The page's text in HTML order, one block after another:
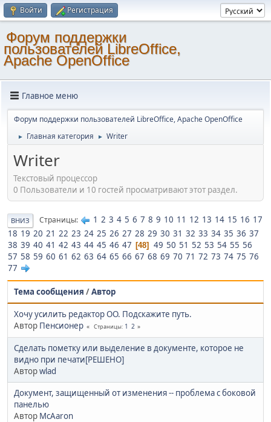
Войти Регистрация
Форум поддержки
пользователей LibreOffice,
Apache OpenOffice
Главное меню
Форум поддержки пользователей LibreOffice, Apache OpenOffice
► Главная категория ► Writer
Writer
Текстовый процессор
0 Пользователи и 10 гостей просматривают этот раздел.
ВНИЗ Страницы 1 2 3 4 5 6 7 8 9 10 11 12 13 14 15 16 17
18 19 20 21 22 23 24 25 26 27 28 29 30 31 32 33 34 35 36 37
38 39 40 41 42 43 44 45 46 47 48 49 50 51 52 53 54 55 56
57 58 59 60 61 62 63 64 65 66 67 68 69 70 71 72 73 74 75 76
77
Тема сообщения /Автор
Хочу усилить редактор ОО. Подскажите путь.
Автор Пенсионер Страницы 1 2
Сделать пометку или выделение в документе, которое не
видно при печати[РЕШЕНО]
Авторwlad
Документ, защищенный от изменения -- проблема с боковой
панелью
Автор McAaron